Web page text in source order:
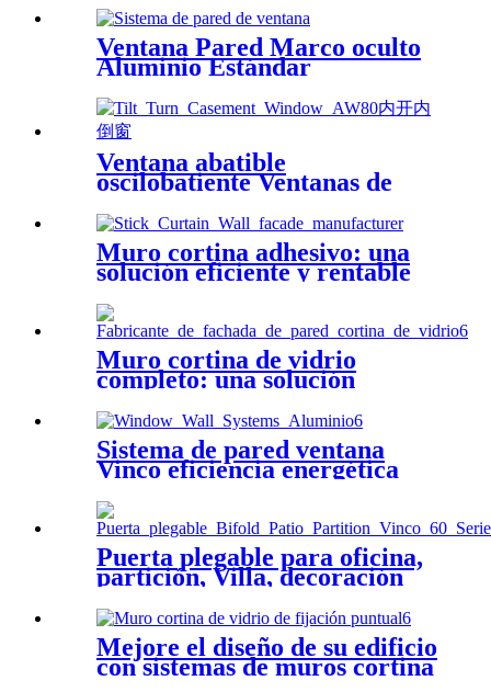
calidad para edificios
comerciales
Ventana Pared Marco oculto
Aluminio Estándar
Ventana abatible
oscilobatiente Ventanas de
Muro cortina adhesivo: una
solución eficiente y rentable
Muro cortina de vidrio
completo: una solución
edificios comerciales y
residenciales de alta gama.
Sistema de pared ventana
Vinco eficiencia energética
Puerta plegable para oficina,
partición, Villa, decoración
del hogar TB60
Mejore el diseño de su edificio
con sistemas de muros cortina